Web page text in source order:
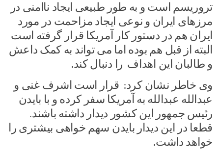
تروریسم است و به طور طبیعی ایجاد ناامنی در
مرزهای ایران و نوعی ایجاد مزاحمت در مورد
ایران هم در دستور کار آمریکا قرار گرفته است
البته از قبل هم بوده اما می تواند به کمک داعش
و طالبان این اهداف را دنبال کند.
وی خاطر نشان کرد: قرار است اشرف غنی و
عبدالله عبدالله به آمریکا سفر کرده و با بایدن
رئیس جمهور این کشور دیدار داشته باشند.
قطعا در این دیدار بایدن سهم خواهی بیشتری را
خواهد داشت.